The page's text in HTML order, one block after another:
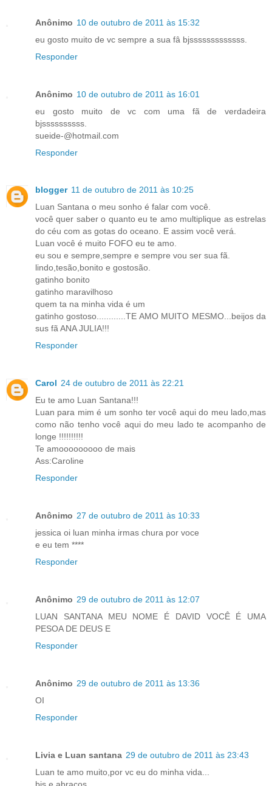
Anônimo 10 de outubro de 2011 às 15:32
eu gosto muito de vc sempre a sua fâ bjsssssssssssss.
Responder
Anônimo 10 de outubro de 2011 às 16:01
eu gosto muito de vc com uma fã de verdadeira
bjssssssssss.
sueide-@hotmail.com
Responder
blogger 11 de outubro de 2011 às 10:25
Luan Santana o meu sonho é falar com você.
você quer saber o quanto eu te amo multiplique as estrelas
do céu com as gotas do oceano. E assim você verá.
Luan você é muito FOFO eu te amo.
eu sou e sempre,sempre e sempre vou ser sua fã.
lindo,tesão,bonito e gostosão.
gatinho bonito
gatinho maravilhoso
quem ta na minha vida é um
gatinho gostoso............TE AMO MUITO MESMO...beijos da
sus fã ANA JULIA!!!
Responder
Carol 24 de outubro de 2011 às 22:21
Eu te amo Luan Santana!!!
Luan para mim é um sonho ter você aqui do meu lado,mas
como não tenho você aqui do meu lado te acompanho de
longe !!!!!!!!!!
Te amooooooooo de mais
Ass:Caroline
Responder
Anônimo 27 de outubro de 2011 às 10:33
jessica oi luan minha irmas chura por voce
e eu tem ****
Responder
Anônimo 29 de outubro de 2011 às 12:07
LUAN SANTANA MEU NOME É DAVID VOCÊ É UMA
PESOA DE DEUS E
Responder
Anônimo 29 de outubro de 2011 às 13:36
OI
Responder
Livia e Luan santana 29 de outubro de 2011 às 23:43
Luan te amo muito,por vc eu do minha vida...